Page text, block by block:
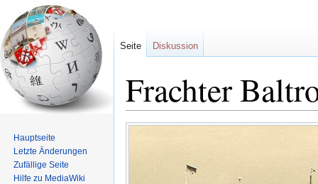
Frachter
Zur
Zur
Seite Diskussion
Hauptseite
Letzte Änderungen
Zufällige Seite
Hilfe zu MediaWiki